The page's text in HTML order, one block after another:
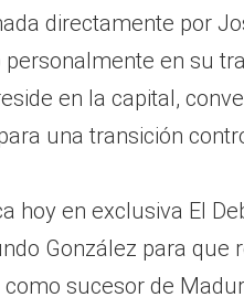
directamente por
en su
en la capital,
una transición
hoy en exclusiva El
González para que
sucesor de